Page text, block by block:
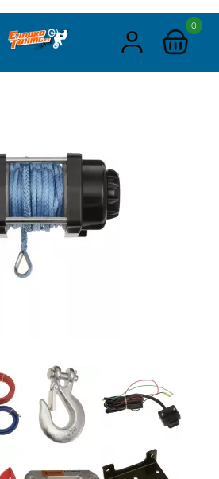
0